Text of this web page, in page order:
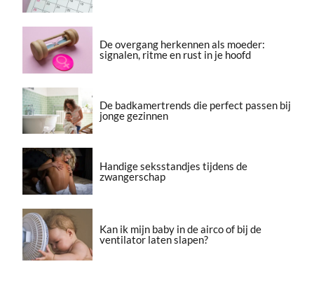
De overgang herkennen als moeder:
signalen, ritme en rust in je hoofd
De badkamertrends die perfect passen bij
jonge gezinnen
Handige seksstandjes tijdens de
zwangerschap
Kan ik mijn baby in de airco of bij de
ventilator laten slapen?